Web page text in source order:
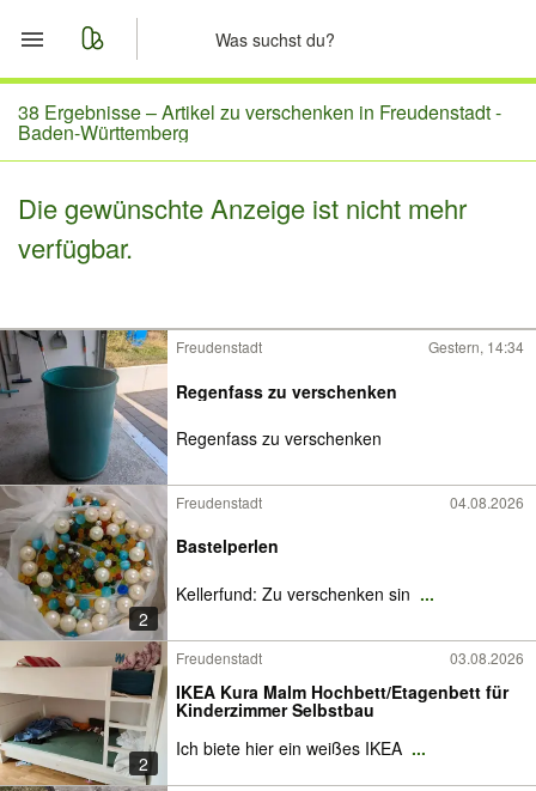
Start
Merkliste
Nachrichten
38 Ergebnisse –Artikel zu verschenken in Freudenstadt -
Baden-Württemberg
Die gewünschte Anzeige ist nicht mehr
verfügbar.
Freudenstadt Gestern, 14:34
Regenfass zu verschenken
Regenfass zu verschenken
2
Freudenstadt 04.08.2026
Bastelperlen
Kellerfund: Zu verschenken sin ...
2
Freudenstadt 03.08.2026
IKEA Kura Malm Hochbett/Etagenbett für
Kinderzimmer Selbstbau
Ich biete hier ein weißes IKEA ...